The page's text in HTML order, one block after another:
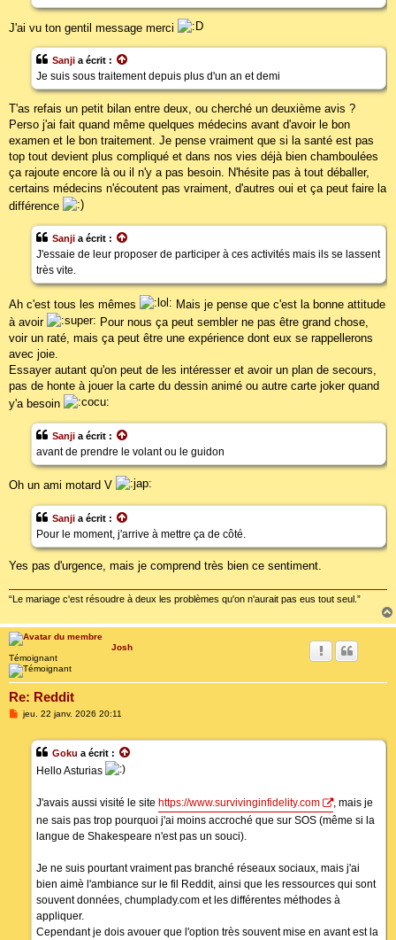
J'ai vu ton gentil message merci
Sanji a écrit :
Je suis sous traitement depuis plus d'un an et demi
T'as refais un petit bilan entre deux, ou cherché un deuxième avis ?
Perso j'ai fait quand même quelques médecins avant d'avoir le bon
examen et le bon traitement. Je pense vraiment que si la santé est pas
top tout devient plus compliqué et dans nos vies déjà bien chamboulées
ça rajoute encore là ou il n'y a pas besoin. N'hésite pas à tout déballer,
certains médecins n'écoutent pas vraiment, d'autres oui et ça peut faire la
différence
Sanji a écrit :
J'essaie de leur proposer de participer à ces activités mais ils se lassent
très vite.
Ah c'est tous les mêmes
Mais je pense que c'est la bonne attitude
à avoir
Pour nous ça peut sembler ne pas être grand chose,
voir un raté, mais ça peut être une expérience dont eux se rappellerons
avec joie.
Essayer autant qu'on peut de les intéresser et avoir un plan de secours,
pas de honte à jouer la carte du dessin animé ou autre carte joker quand
y'a besoin
Sanji a écrit :
avant de prendre le volant ou le guidon
Oh un ami motard V
Sanji a écrit :
Pour le moment, j'arrive à mettre ça de côté.
Yes pas d'urgence, mais je comprend très bien ce sentiment.
“Le mariage c'est résoudre à deux les problèmes qu'on n'aurait pas eus tout seul.”
Josh
Témoignant
Re: Reddit
Mjeu. 22 janv. 2026 20:11
Goku a écrit :
Hello Asturias
J'avais aussi visité le site https://www.survivinginfidelity.com
, mais je
ne sais pas trop pourquoi j'ai moins accroché que sur SOS (même si la
langue de Shakespeare n'est pas un souci).
Je ne suis pourtant vraiment pas branché réseaux sociaux, mais j'ai
bien aimè l'ambiance sur le fil Reddit, ainsi que les ressources qui sont
souvent données, chumplady.com et les différentes méthodes à
appliquer.
Cependant je dois avouer que l'option très souvent mise en avant est la